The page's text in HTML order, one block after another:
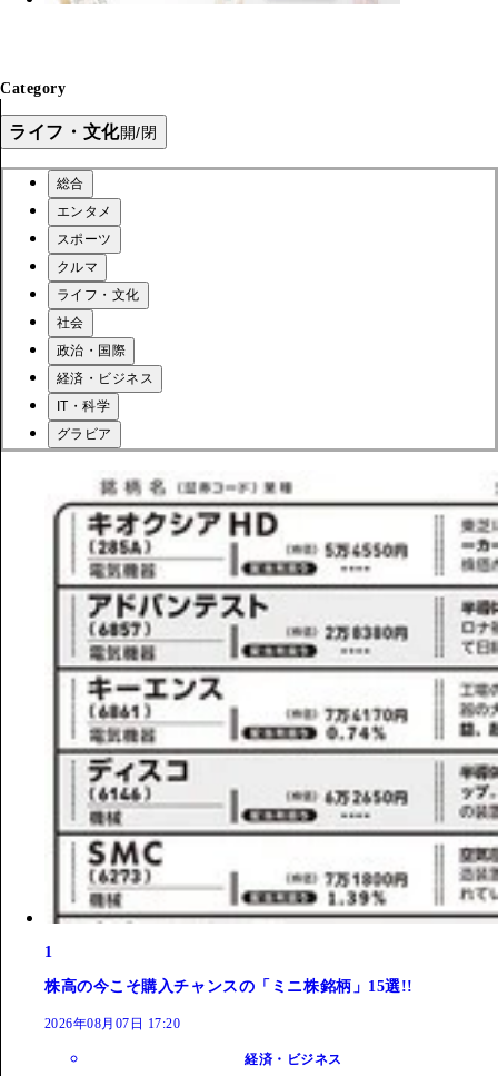
Category
ライフ・文化開/閉
総合
エンタメ
スポーツ
クルマ
ライフ・文化
社会
政治・国際
経済・ビジネス
IT・科学
グラビア
1
株高の今こそ購入チャンスの「ミニ株銘柄」15選!!
2026年08月07日 17:20
経済・ビジネス